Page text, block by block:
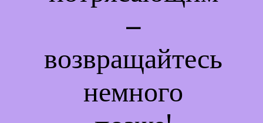
–
возвращайтесь
немного